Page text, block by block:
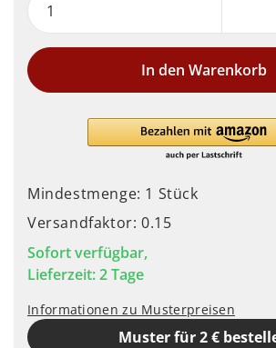
In den Warenkorb
Mindestmenge: 1 Stück
Versandfaktor: 0.15
Sofort verfügbar,
Lieferzeit: 2 Tage
Informationen zu Musterpreisen
Muster für 2 €